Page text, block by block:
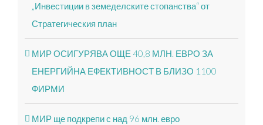
„Инвестиции в земеделските стопанства“ от
Стратегическия план
МИР ОСИГУРЯВА ОЩЕ 40,8 МЛН. ЕВРО ЗА
ЕНЕРГИЙНА ЕФЕКТИВНОСТ В БЛИЗО 1100
ФИРМИ
МИР ще подкрепи с над 96 млн. евро